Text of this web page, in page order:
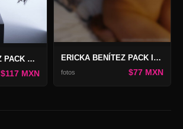
ERICKA BENÍTEZ PACK NATURAL
$117 MXN
ERICKA BENÍTEZ PACK INNEFABLE
fotos $77 MXN